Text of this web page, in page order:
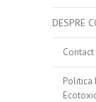
DESPRE
Politica